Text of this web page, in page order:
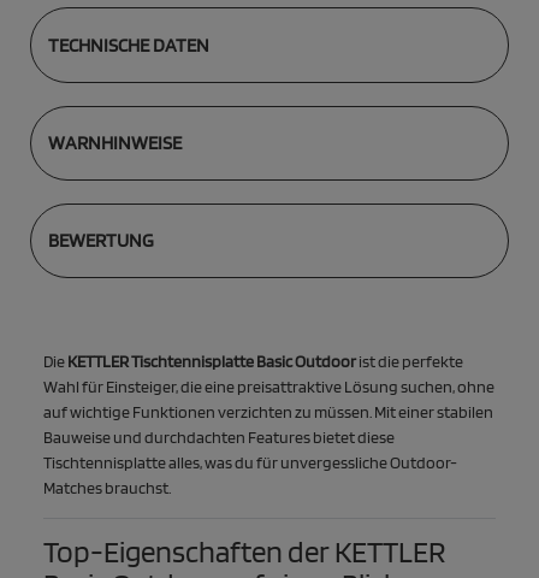
TECHNISCHE DATEN
WARNHINWEISE
BEWERTUNG
DieKETTLER Tischtennisplatte Basic Outdoorist die perfekte
Wahl für Einsteiger, die eine preisattraktive Lösung suchen, ohne
auf wichtige Funktionen verzichten zu müssen. Mit einer stabilen
Bauweise und durchdachten Features bietet diese
Tischtennisplatte alles, was du für unvergessliche Outdoor-
Matches brauchst.
Top-Eigenschaften der KETTLER